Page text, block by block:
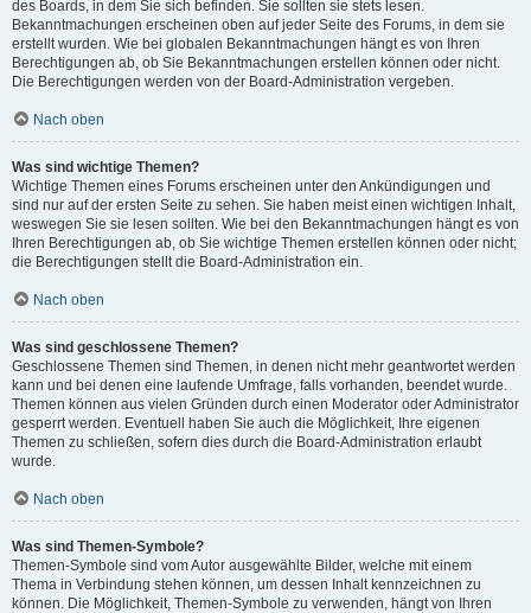
des Boards, in dem Sie sich befinden. Sie sollten sie stets lesen.
Bekanntmachungen erscheinen oben auf jeder Seite des Forums, in dem sie
erstellt wurden. Wie bei globalen Bekanntmachungen hängt es von Ihren
Berechtigungen ab, ob Sie Bekanntmachungen erstellen können oder nicht.
Die Berechtigungen werden von der Board-Administration vergeben.
Nach oben
Was sind wichtige Themen?
Wichtige Themen eines Forums erscheinen unter den Ankündigungen und
sind nur auf der ersten Seite zu sehen. Sie haben meist einen wichtigen Inhalt,
weswegen Sie sie lesen sollten. Wie bei den Bekanntmachungen hängt es von
Ihren Berechtigungen ab, ob Sie wichtige Themen erstellen können oder nicht;
die Berechtigungen stellt die Board-Administration ein.
Nach oben
Was sind geschlossene Themen?
Geschlossene Themen sind Themen, in denen nicht mehr geantwortet werden
kann und bei denen eine laufende Umfrage, falls vorhanden, beendet wurde.
Themen können aus vielen Gründen durch einen Moderator oder Administrator
gesperrt werden. Eventuell haben Sie auch die Möglichkeit, Ihre eigenen
Themen zu schließen, sofern dies durch die Board-Administration erlaubt
wurde.
Nach oben
Was sind Themen-Symbole?
Themen-Symbole sind vom Autor ausgewählte Bilder, welche mit einem
Thema in Verbindung stehen können, um dessen Inhalt kennzeichnen zu
können. Die Möglichkeit, Themen-Symbole zu verwenden, hängt von Ihren